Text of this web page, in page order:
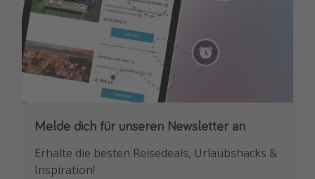
Melde dich für unseren Newsletter an
Erhalte die besten Reisedeals, Urlaubshacks &
Inspiration!
Downloade unsere App
Buche die besten Reiseschnäppchen als
Erstes.